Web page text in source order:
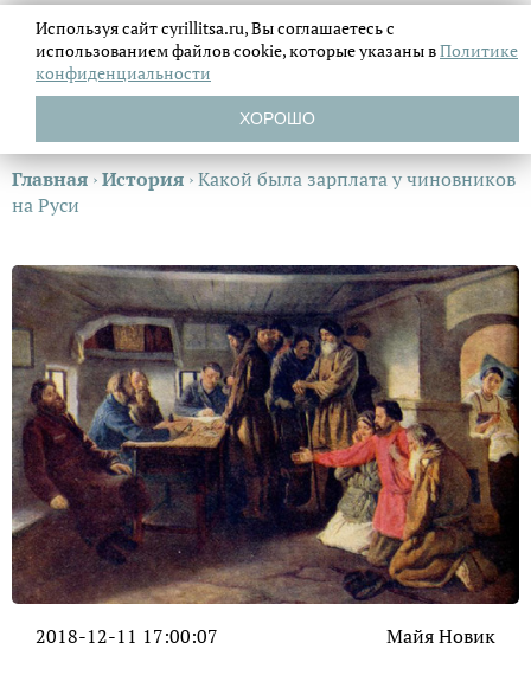
Главная ›История ›Какой была зарплата у чиновников
на Руси
2018-12-11 17:00:07 Майя Новик
Используя сайт cyrillitsa.ru, Вы соглашаетесь с
использованием файловcookie, которые указаны вПолитике
конфиденциальности
ХОРОШО